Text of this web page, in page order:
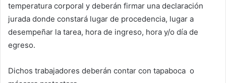
temperatura corporal y deberán firmar una declaración
jurada donde constará lugar de procedencia, lugar a
desempeñar la tarea, hora de ingreso, hora y/o día de
egreso.
Dichos trabajadores deberán contar con tapaboca o